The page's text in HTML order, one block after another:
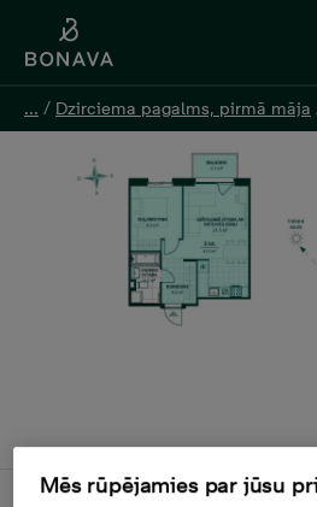
... / Dzirciema pagalms, pirmā māja
... / Dzirciema pagalms, pirmā māja
Mēs rūpējamies par jūsu